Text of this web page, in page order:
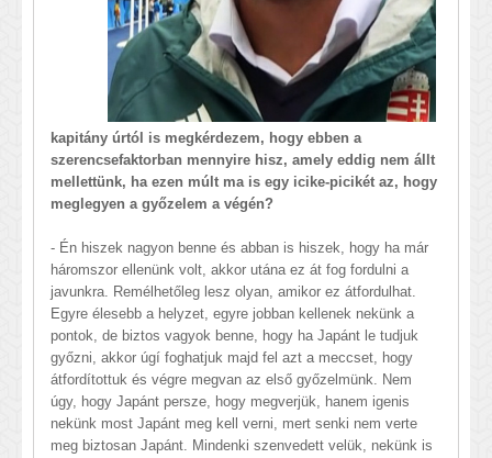
kapitány úrtól is megkérdezem, hogy ebben a
szerencsefaktorban mennyire hisz, amely eddig nem állt
mellettünk, ha ezen múlt ma is egy icike-picikét az, hogy
meglegyen a győzelem a végén?
- Én hiszek nagyon benne és abban is hiszek, hogy ha már
háromszor ellenünk volt, akkor utána ez át fog fordulni a
javunkra. Remélhetőleg lesz olyan, amikor ez átfordulhat.
Egyre élesebb a helyzet, egyre jobban kellenek nekünk a
pontok, de biztos vagyok benne, hogy ha Japánt le tudjuk
győzni, akkor úgí foghatjuk majd fel azt a meccset, hogy
átfordítottuk és végre megvan az első győzelmünk. Nem
úgy, hogy Japánt persze, hogy megverjük, hanem igenis
nekünk most Japánt meg kell verni, mert senki nem verte
meg biztosan Japánt. Mindenki szenvedett velük, nekünk is